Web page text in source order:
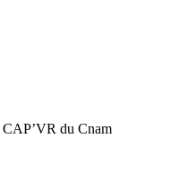
du Cnam